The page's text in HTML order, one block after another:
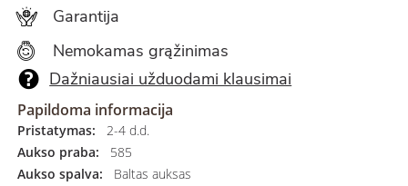
Garantija
Nemokamas grąžinimas
Dažniausiai užduodami klausimai
Papildoma informacija
Pristatymas:
2-4 d.d.
Aukso praba:
585
Aukso spalva:
Baltas auksas